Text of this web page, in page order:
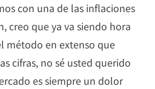
con una de las inflaciones
creo que ya va siendo hora
método en extenso que
cifras, no sé usted querido
es siempre un dolor